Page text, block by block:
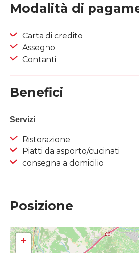
Modalità di
Carta di credito
Assegno
Contanti
Benefici
Servizi
Ristorazione
Piatti da asporto/cucinati
consegna a domicilio
Posizione
+